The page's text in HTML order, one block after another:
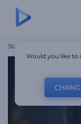
Startseite
Would you like to